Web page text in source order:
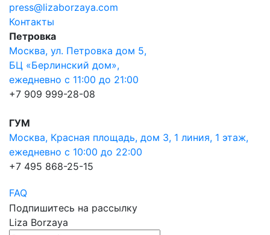
press@lizaborzaya.com
Контакты
Петровка
Москва, ул. Петровка дом 5,
БЦ «Берлинский дом»,
ежедневно с 11:00 до 21:00
+7 909 999-28-08
ГУМ
Москва, Красная площадь, дом 3, 1 линия, 1 этаж,
ежедневно с 10:00 до 22:00
+7 495 868-25-15
FAQ
Подпишитесь на рассылку
Liza Borzaya